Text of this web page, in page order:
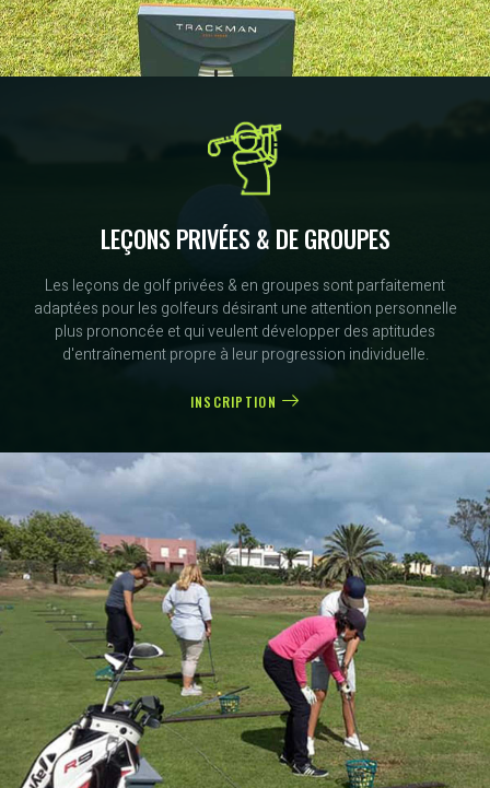
LEÇONS PRIVÉES & DE GROUPES
Les leçons de golf privées & en groupes sont parfaitement
adaptées pour les golfeurs désirant une attention personnelle
plus prononcée et qui veulent développer des aptitudes
d'entraînement propre à leur progression individuelle.
INSCRIPTION